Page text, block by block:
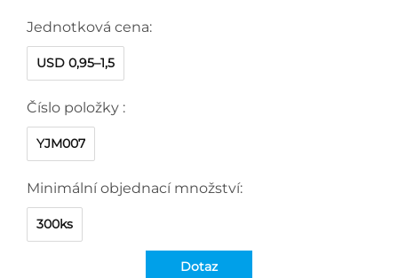
Jednotková cena:
USD 0,95–1,5
Číslo položky :
YJM007
Minimální objednací množství:
300ks
Dotaz